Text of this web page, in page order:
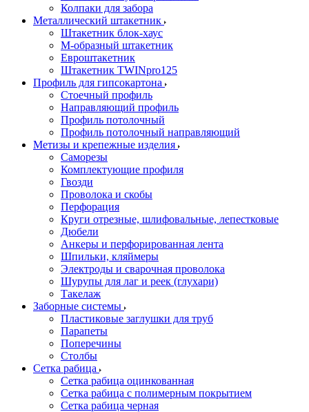
Колпаки для забора
Металлический штакетник
Штакетник блок-хаус
М-образный штакетник
Евроштакетник
Штакетник TWINpro125
Профиль для гипсокартона
Стоечный профиль
Направляющий профиль
Профиль потолочный
Профиль потолочный направляющий
Метизы и крепежные изделия
Саморезы
Комплектующие профиля
Гвозди
Проволока и скобы
Перфорация
Круги отрезные, шлифовальные, лепестковые
Дюбели
Анкеры и перфорированная лента
Шпильки, кляймеры
Электроды и сварочная проволока
Шурупы для лаг и реек (глухари)
Такелаж
Заборные системы
Пластиковые заглушки для труб
Парапеты
Поперечины
Столбы
Сетка рабица
Сетка рабица оцинкованная
Сетка рабица с полимерным покрытием
Сетка рабица черная